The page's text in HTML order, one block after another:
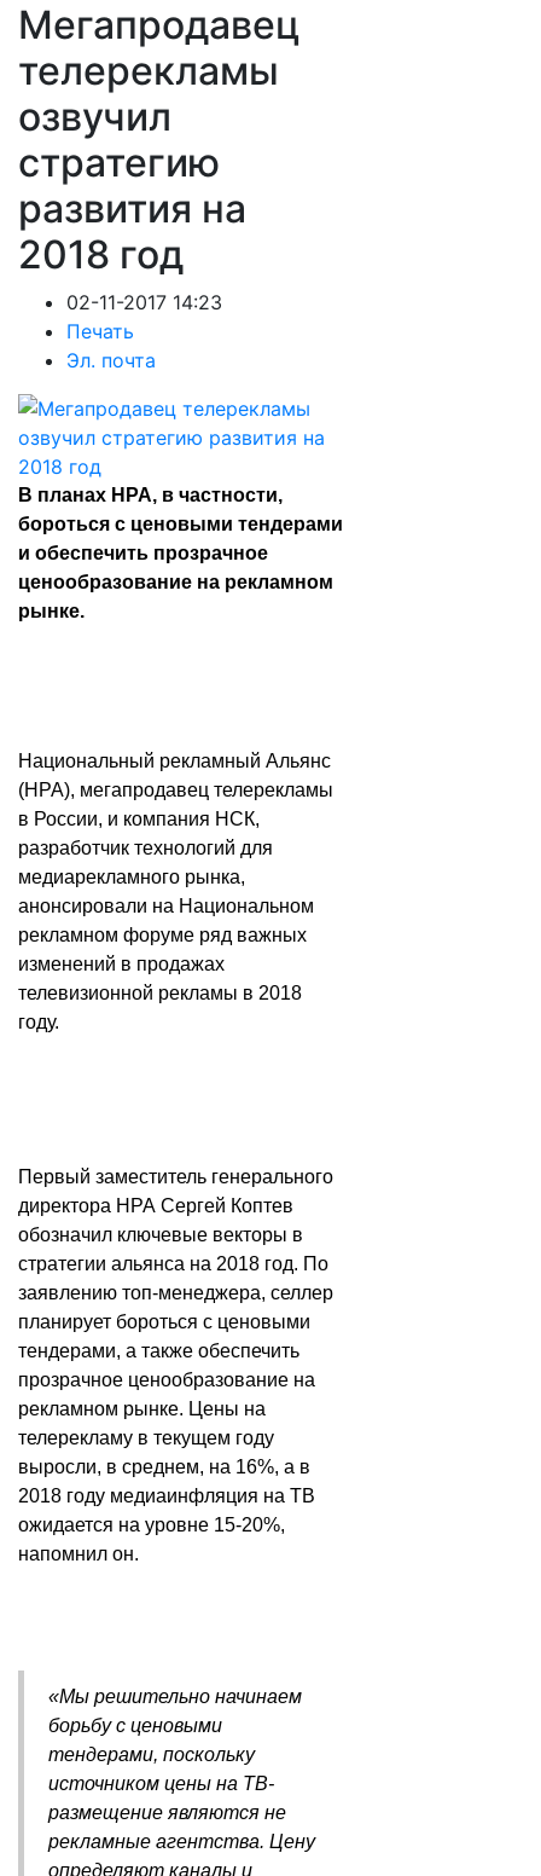
Мегапродавец
телерекламы
озвучил
стратегию
развития на
2018 год
02-11-2017 14:23
Печать
Эл. почта
В планах НРА, в частности,
бороться с ценовыми тендерами
и обеспечить прозрачное
ценообразование на рекламном
рынке.
Национальный рекламный Альянс
(НРА), мегапродавец телерекламы
в России, и компания НСК,
разработчик технологий для
медиарекламного рынка,
анонсировали на Национальном
рекламном форуме ряд важных
изменений в продажах
телевизионной рекламы в 2018
году.
Первый заместитель генерального
директора НРА Сергей Коптев
обозначил ключевые векторы в
стратегии альянса на 2018 год. По
заявлению топ-менеджера, селлер
планирует бороться с ценовыми
тендерами, а также обеспечить
прозрачное ценообразование на
рекламном рынке. Цены на
телерекламу в текущем году
выросли, в среднем, на 16%, а в
2018 году медиаинфляция на ТВ
ожидается на уровне 15-20%,
напомнил он.
«Мы решительно начинаем
борьбу с ценовыми
тендерами, поскольку
источником цены на ТВ-
размещение являются не
рекламные агентства. Цену
определяют каналы и